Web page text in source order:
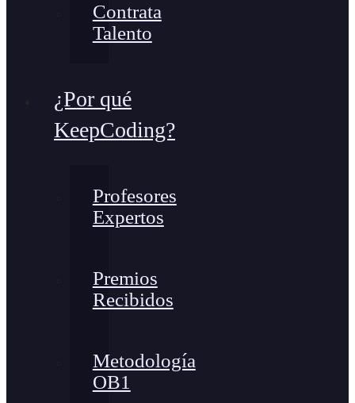
Contrata
Talento
¿Por qué
KeepCoding?
Profesores
Expertos
Premios
Recibidos
Metodología
OB1